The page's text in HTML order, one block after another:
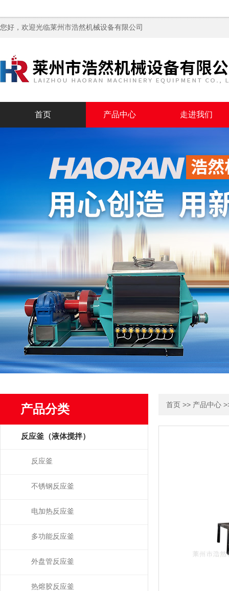
您好，欢迎光临莱州市浩然机械设备有限公司
首页 产品中心 走进我们
产品分类
反应釜（液体搅拌）
反应釜
不锈钢反应釜
电加热反应釜
多功能反应釜
外盘管反应釜
热熔胶反应釜
首页 >> 产品中心